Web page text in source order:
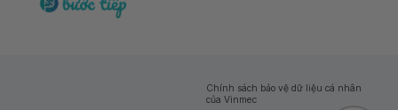
Chính sách bảo vệ dữ liệu cá nhân
của Vinmec